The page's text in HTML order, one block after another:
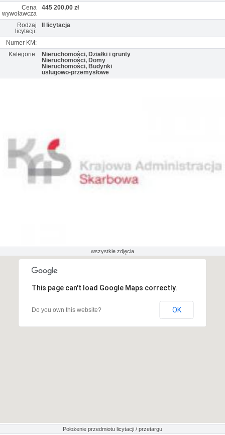
Cena
wywoławcza
445 200,00 zł
Rodzaj
licytacji:
II licytacja
Numer KM:
Kategorie:
Nieruchomości, Działki i grunty
Nieruchomości, Domy
Nieruchomości, Budynki
usługowo-przemysłowe
wszystkie zdjęcia
This page can't load Google Maps correctly.
Do you own this website? OK
Położenie przedmiotu licytacji / przetargu